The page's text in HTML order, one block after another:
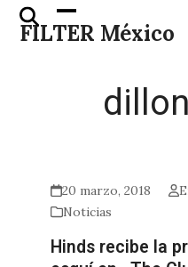
Skip
FILTER México
Open
mobile
Close
mobile
20 marzo, 2018
Noticias
Hinds recibe la